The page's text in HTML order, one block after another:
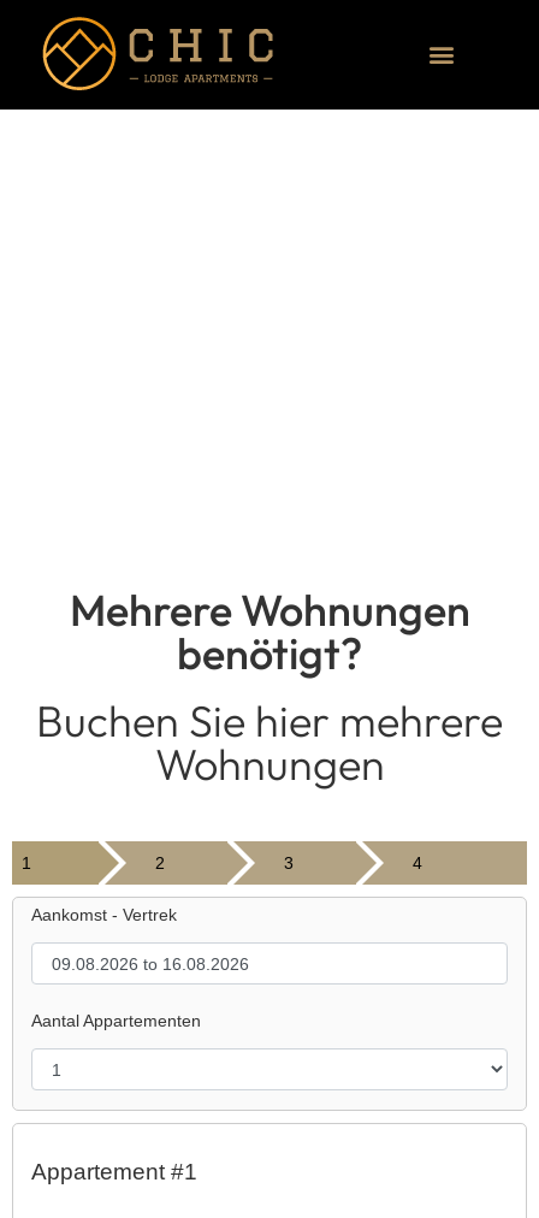
Mehrere Wohnungen
benötigt?
Buchen Sie hier mehrere
Wohnungen